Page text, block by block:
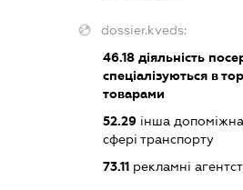
dossier.kveds:
46.18 діяльність
спеціалізуються в
товарами
52.29 інша допоміжна
сфері транспорту
73.11 рекламні